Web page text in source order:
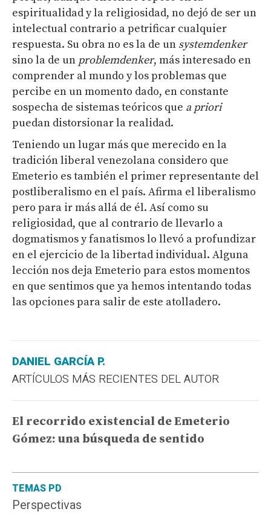
TEMAS PD
Perspectivas
espiritualidad y la religiosidad, no dejó de ser un
intelectual contrario a petrificar cualquier
respuesta. Su obra no es la de un systemdenker
sino la de un problemdenker, más interesado en
comprender al mundo y los problemas que
percibe en un momento dado, en constante
sospecha de sistemas teóricos que a priori
puedan distorsionar la realidad.
Teniendo un lugar más que merecido en la
tradición liberal venezolana considero que
Emeterio es también el primer representante del
postliberalismo en el país. Afirma el liberalismo
pero para ir más allá de él. Así como su
religiosidad, que al contrario de llevarlo a
dogmatismos y fanatismos lo llevó a profundizar
en el ejercicio de la libertad individual. Alguna
lección nos deja Emeterio para estos momentos
en que sentimos que ya hemos intentando todas
las opciones para salir de este atolladero.
DANIEL GARCÍA P.
ARTÍCULOS MÁS RECIENTES DEL AUTOR
El recorrido existencial de Emeterio
Gómez: una búsqueda de sentido